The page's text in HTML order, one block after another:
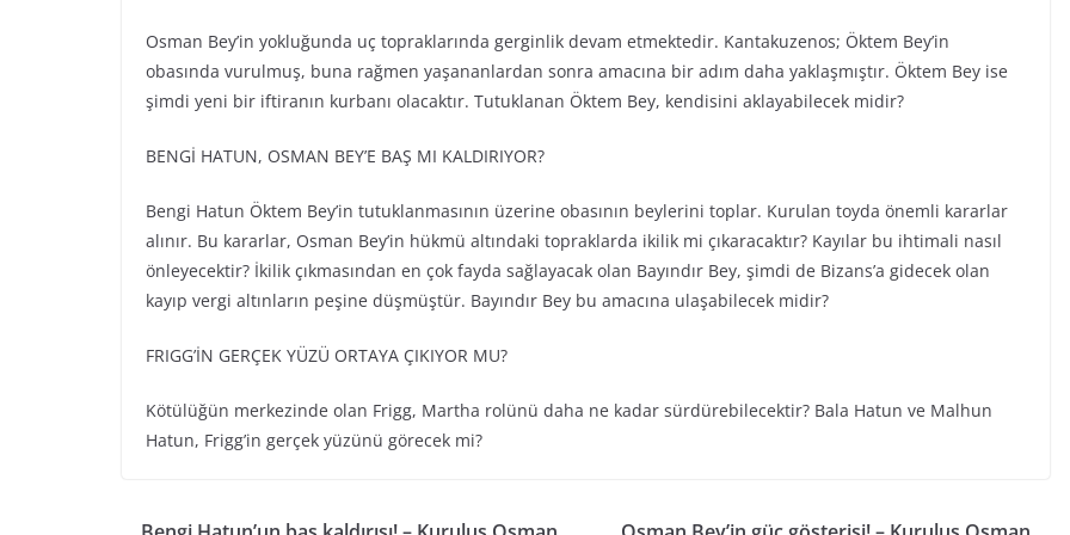
Osman Bey’in yokluğunda uç topraklarında gerginlik devam etmektedir. Kantakuzenos; Öktem Bey’in
obasında vurulmuş, buna rağmen yaşananlardan sonra amacına bir adım daha yaklaşmıştır. Öktem Bey ise
şimdi yeni bir iftiranın kurbanı olacaktır. Tutuklanan Öktem Bey, kendisini aklayabilecek midir?
BENGİ HATUN, OSMAN BEY’E BAŞ MI KALDIRIYOR?
Bengi Hatun Öktem Bey’in tutuklanmasının üzerine obasının beylerini toplar. Kurulan toyda önemli kararlar
alınır. Bu kararlar, Osman Bey’in hükmü altındaki topraklarda ikilik mi çıkaracaktır? Kayılar bu ihtimali nasıl
önleyecektir? İkilik çıkmasından en çok fayda sağlayacak olan Bayındır Bey, şimdi de Bizans’a gidecek olan
kayıp vergi altınların peşine düşmüştür. Bayındır Bey bu amacına ulaşabilecek midir?
FRIGG’İN GERÇEK YÜZÜ ORTAYA ÇIKIYOR MU?
Kötülüğün merkezinde olan Frigg, Martha rolünü daha ne kadar sürdürebilecektir? Bala Hatun ve Malhun
Hatun, Frigg’in gerçek yüzünü görecek mi?